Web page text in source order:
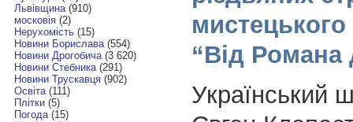
Львівщина(910)
московія(2)
Нерухомість(15)
Новини Борислава(554)
Новини Дрогобича(3 620)
Новини Стебника(291)
Новини Трускавця(902)
Освіта(111)
Плітки(5)
Погода(15)
мистецького
“Від
Український